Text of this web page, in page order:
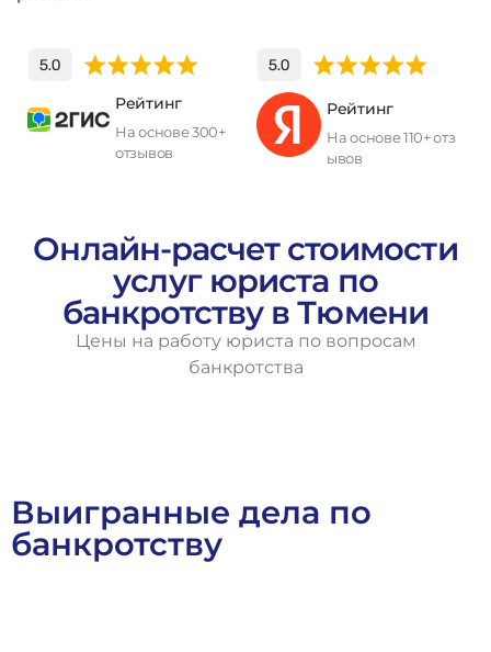
Рейтинг
На основе 300+
отзывов
Рейтинг
На основе 110+ отз
ывов
Онлайн-расчет стоимости
услуг юриста по
банкротству в Тюмени
Цены на работу юриста по вопросам
банкротства
Выигранные дела по
банкротству